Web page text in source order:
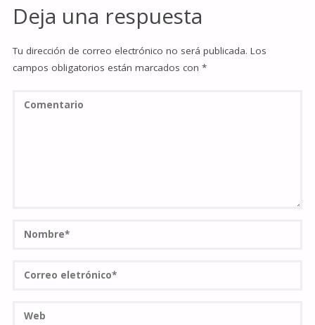
Deja una respuesta
Tu dirección de correo electrónico no será publicada. Los
campos obligatorios están marcados con *